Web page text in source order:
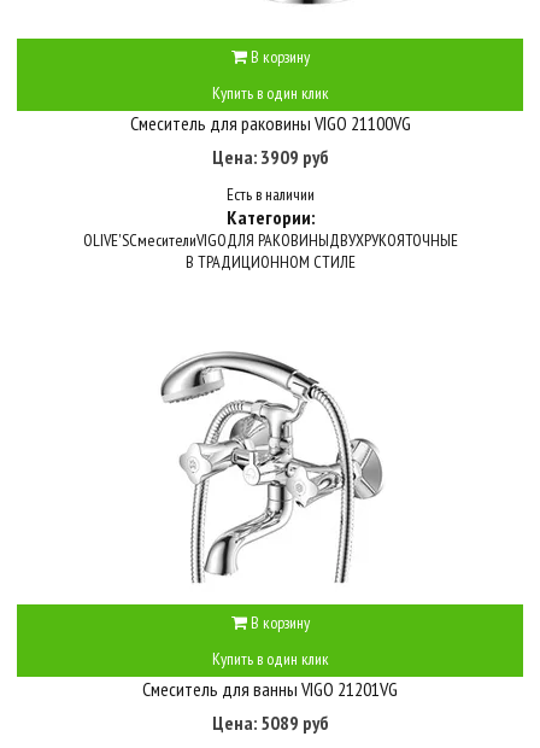
В корзину
Купить в один клик
Смеситель для раковины VIGO 21100VG
Цена: 3909 руб
Есть в наличии
Категории:
OLIVE'SСмесителиVIGOДЛЯ РАКОВИНЫДВУХРУКОЯТОЧНЫЕ
В ТРАДИЦИОННОМ СТИЛЕ
В корзину
Купить в один клик
Смеситель для ванны VIGO 21201VG
Цена: 5089 руб